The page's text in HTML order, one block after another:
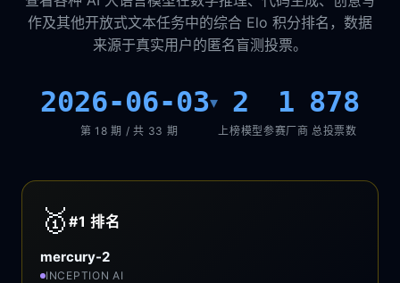
作及其他开放式文本任务中的综合 Elo 积分排名，数据
来源于真实用户的匿名盲测投票。
2026-06-03▾
第 18 期 / 共 33 期
2
上榜模型
1
参赛厂商
878
总投票数
🥇 #1排名
mercury-2
INCEPTION AI